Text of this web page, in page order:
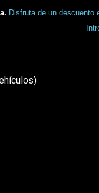
Disfruta de un descuento